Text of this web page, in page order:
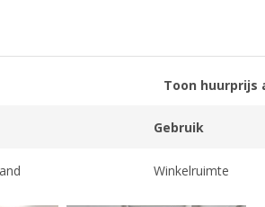
Toon huurprijs
Gebruik
Winkelruimte